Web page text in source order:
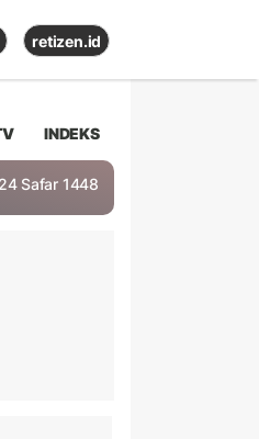
retizen.id
INDEKS
Safar 1448